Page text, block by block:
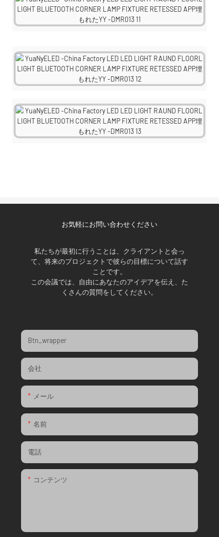
お気軽にお問い合わせください
私たちが最初に行うことは、クライアントと会っ
て、将来のプロジェクトで彼らの目標について話す
ことです。
この会議では、自由にあなたのアイデアを伝え、た
くさんの質問をしてください。
Btn_wrapper
会社
メール
名前
電話
コンテンツ